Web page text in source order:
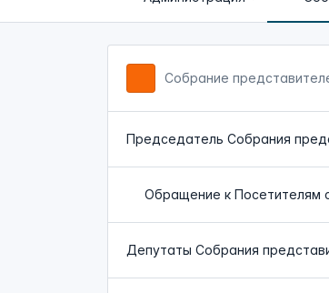
Собрание
Председатель Собрания
Обращение к Посетителям
Депутаты Собрания